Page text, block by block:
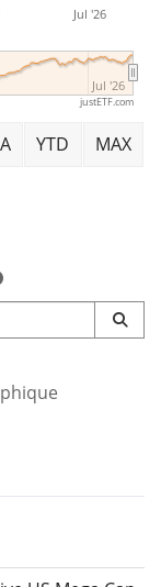
Jul '26
Jul '26
justETF.com
YTD MAX